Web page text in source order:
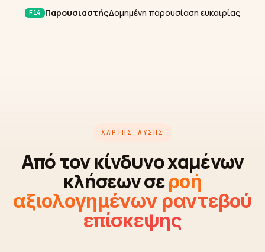
F14 ΠαρουσιαστήςΔομημένη παρουσίαση ευκαιρίας
ΧΆΡΤΗΣ ΛΎΣΗΣ
Από τον κίνδυνο χαμένων
κλήσεων σεροή
αξιολογημένων ραντεβού
επίσκεψης